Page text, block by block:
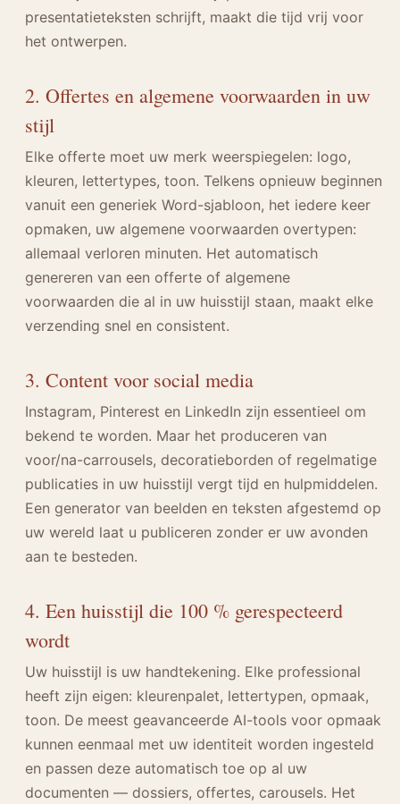
presentatieteksten schrijft, maakt die tijd vrij voor
het ontwerpen.
2. Offertes en algemene voorwaarden in uw
stijl
Elke offerte moet uw merk weerspiegelen: logo,
kleuren, lettertypes, toon. Telkens opnieuw beginnen
vanuit een generiek Word-sjabloon, het iedere keer
opmaken, uw algemene voorwaarden overtypen:
allemaal verloren minuten. Het automatisch
genereren van een offerte of algemene
voorwaarden die al in uw huisstijl staan, maakt elke
verzending snel en consistent.
3. Content voor social media
Instagram, Pinterest en LinkedIn zijn essentieel om
bekend te worden. Maar het produceren van
voor/na-carrousels, decoratieborden of regelmatige
publicaties in uw huisstijl vergt tijd en hulpmiddelen.
Een generator van beelden en teksten afgestemd op
uw wereld laat u publiceren zonder er uw avonden
aan te besteden.
4. Een huisstijl die 100 % gerespecteerd
wordt
Uw huisstijl is uw handtekening. Elke professional
heeft zijn eigen: kleurenpalet, lettertypen, opmaak,
toon. De meest geavanceerde AI-tools voor opmaak
kunnen eenmaal met uw identiteit worden ingesteld
en passen deze automatisch toe op al uw
documenten — dossiers, offertes, carousels. Het